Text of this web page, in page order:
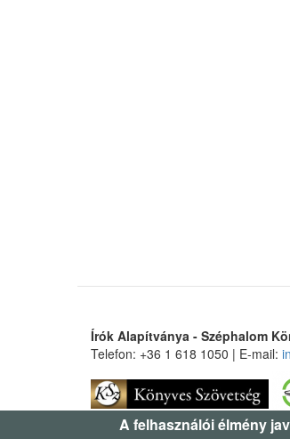
Írók Alapítványa - Széphalom
Telefon: +36 1 618 1050 | E-mail:
A felhasználói élmény